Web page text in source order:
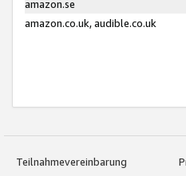
amazon.se
amazon.co.uk, audible.co.uk
Teilnahmevereinbarung